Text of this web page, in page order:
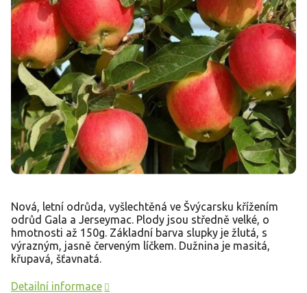
Nová, letní odrůda, vyšlechtěná ve Švýcarsku křížením
odrůd Gala a Jerseymac. Plody jsou středně velké, o
hmotnosti až 150g. Základní barva slupky je žlutá, s
výrazným, jasně červeným líčkem. Dužnina je masitá,
křupavá, šťavnatá.
Detailní informace